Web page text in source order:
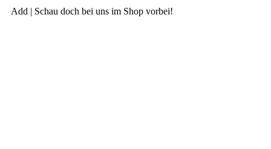
Add | Schau doch bei uns im Shop vorbei!